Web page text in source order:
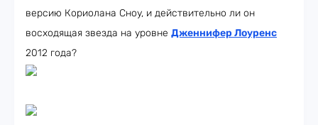
версию Кориолана Сноу, и действительно ли он
восходящая звезда на уровне Дженнифер Лоуренс
2012 года?